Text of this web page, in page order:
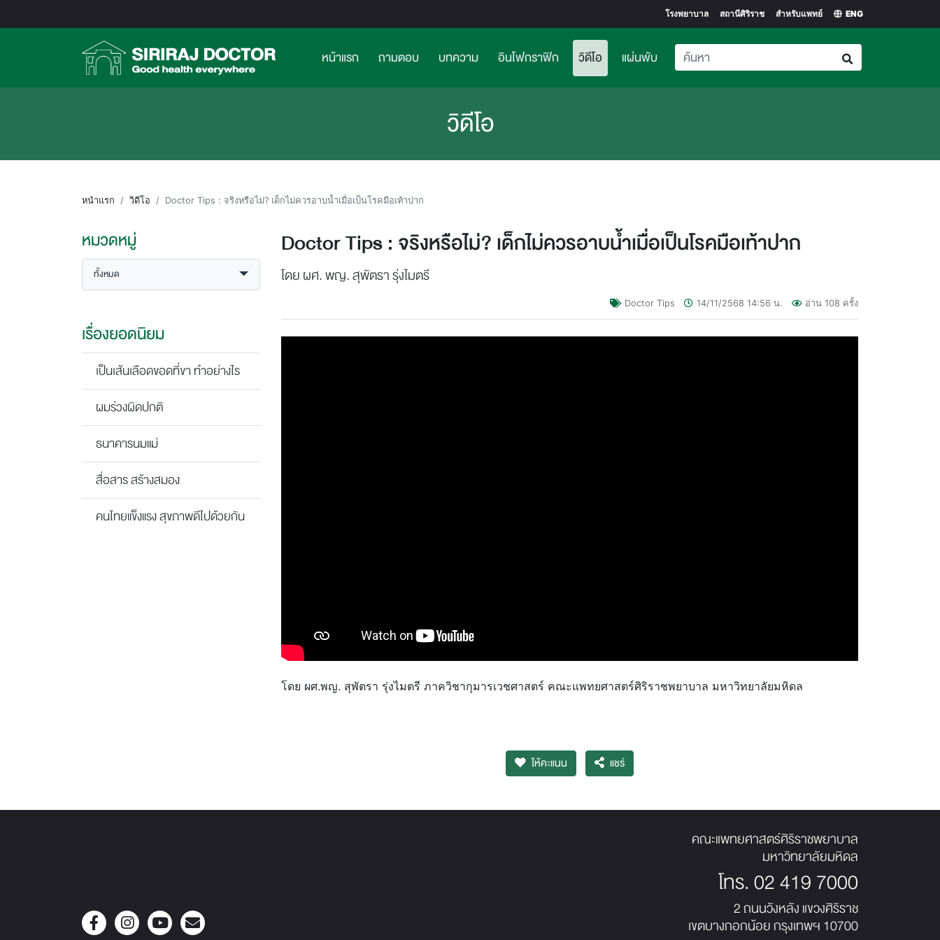
โรงพยาบาล สถานีศิริราช สำหรับแพทย์ ENG
หน้าแรก ถามตอบ บทความ อินโฟกราฟิก วิดีโอ (current)>
แผ่นพับ
วิดีโอ
หน้าแรก วิดีโอ Doctor Tips : จริงหรือไม่? เด็กไม่ควรอาบน้ำเมื่อเป็นโรคมือเท้าปาก
หมวดหมู่
ทั้งหมด
เรื่องยอดนิยม
เป็นเส้นเลือดขอดที่ขา ทำอย่างไร
ผมร่วงผิดปกติ
ธนาคารนมแม่
สื่อสาร สร้างสมอง
คนไทยแข็งแรง สุขภาพดีไปด้วยกัน
Doctor Tips : จริงหรือไม่? เด็กไม่ควรอาบน้ำเมื่อเป็นโรคมือเท้าปาก
โดย ผศ. พญ. สุพัตรา รุ่งไมตรี
Doctor Tips 14/11/2568 14:56 น. อ่าน 108 ครั้ง
โดย ผศ.พญ. สุพัตรา รุ่งไมตรี ภาควิชากุมารเวชศาสตร์ คณะแพทยศาสตร์ศิริราชพยาบาล มหาวิทยาลัยมหิดล
ให้คะแนน แชร์
คณะแพทยศาสตร์ศิริราชพยาบาล
มหาวิทยาลัยมหิดล
โทร.02 419 7000
2 ถนนวังหลัง แขวงศิริราช
เขตบางกอกน้อย กรุงเทพฯ 10700